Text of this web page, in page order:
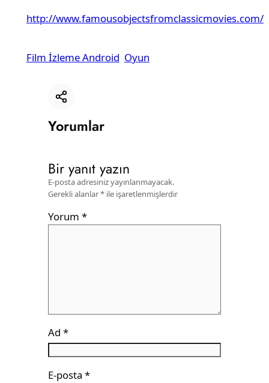
http://www.famousobjectsfromclassicmovies.com/
Film İzleme Android Oyun
Yorumlar
Bir yanıt yazın
E-posta adresiniz yayınlanmayacak.
Gerekli alanlar*ile işaretlenmişlerdir
Yorum *
Ad *
E-posta *